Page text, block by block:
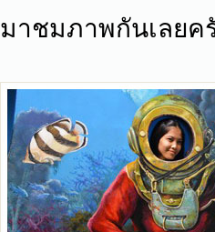
มาชมภาพกันเลยค